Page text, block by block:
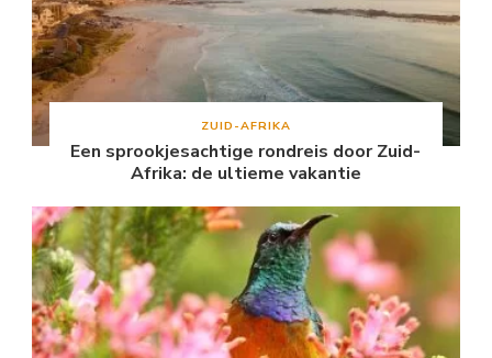
ZUID-AFRIKA
Een sprookjesachtige rondreis door Zuid-
Afrika: de ultieme vakantie